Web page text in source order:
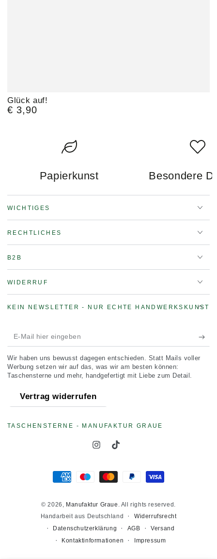
Glück auf!
Regulärer
€ 3,90
Papierkunst Besondere
WICHTIGES
RECHTLICHES
B2B
WIDERRUF
KEIN NEWSLETTER - NUR ECHTE HANDWERKSKUNST
E-
Mail
hier
eingeben
Wir haben uns bewusst dagegen entschieden. Statt Mails voller
Werbung setzen wir auf das, was wir am besten können:
Taschensterne und mehr, handgefertigt mit Liebe zum Detail.
Vertrag widerrufen
TASCHENSTERNE - MANUFAKTUR GRAUE
Instagram
TikTok
© 2026, Manufaktur Graue . All rights reserved.
Handarbeit aus Deutschland
Widerrufsrecht
Datenschutzerklärung
AGB
Versand
Kontaktinformationen
Impressum
Zahlungsmöglichkeiten